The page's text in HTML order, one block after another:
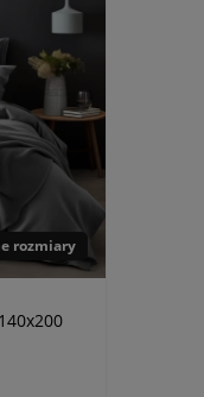
rozmiary